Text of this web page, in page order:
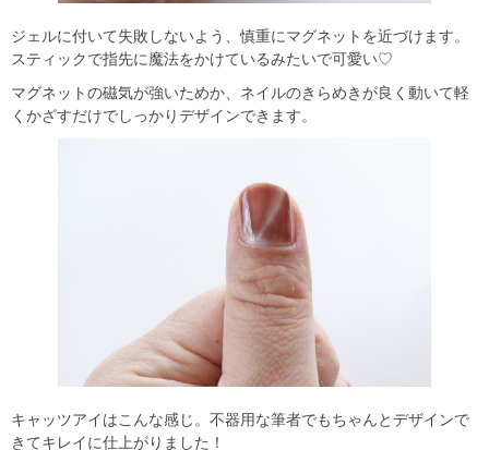
ジェルに付いて失敗しないよう、慎重にマグネットを近づけます。
スティックで指先に魔法をかけているみたいで可愛い♡
マグネットの磁気が強いためか、ネイルのきらめきが良く動いて軽
くかざすだけでしっかりデザインできます。
キャッツアイはこんな感じ。不器用な筆者でもちゃんとデザインで
きてキレイに仕上がりました！